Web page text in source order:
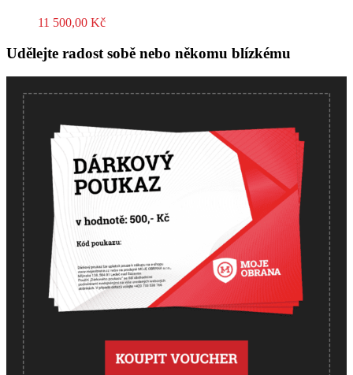
11 500,00 Kč
Udělejte radost sobě nebo někomu blízkému